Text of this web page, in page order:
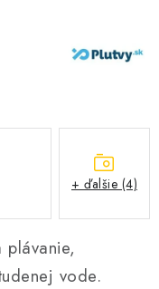
plávanie,
vode.
+ ďalšie (4)